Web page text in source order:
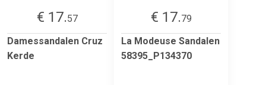
€ 17.57
Damessandalen Cruz
Kerde
€ 17.79
La Modeuse Sandalen
58395_P134370